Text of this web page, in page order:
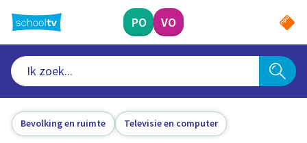
naar
hoofdinhoud
PO VO
Bevolking en ruimte Televisie en computer